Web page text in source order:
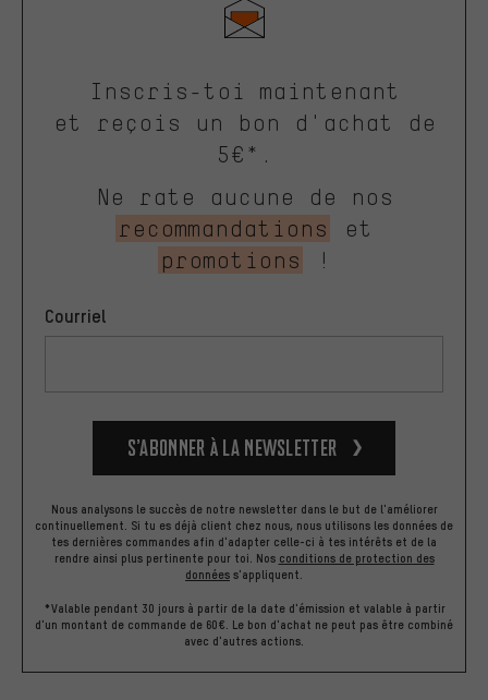
Inscris-toi maintenant
et reçois un bon d'achat de
5€*.
Ne rate aucune de nos
recommandations
et
promotions
!
Courriel
S’abonner à la newsletter
Nous analysons le succès de notre newsletter dans le but de l'améliorer
continuellement. Si tu es déjà client chez nous, nous utilisons les données de
tes dernières commandes afin d'adapter celle-ci à tes intérêts et de la
rendre ainsi plus pertinente pour toi. Nos conditions de protection des
données s'appliquent.
*Valable pendant 30 jours à partir de la date d'émission et valable à partir
d'un montant de commande de 60€. Le bon d'achat ne peut pas être combiné
avec d'autres actions.